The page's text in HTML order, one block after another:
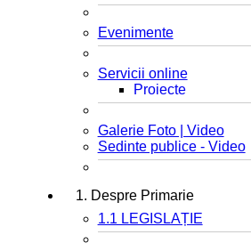
Evenimente
Servicii online
Proiecte
Galerie Foto | Video
Sedinte publice - Video
1. Despre Primarie
1.1 LEGISLAȚIE